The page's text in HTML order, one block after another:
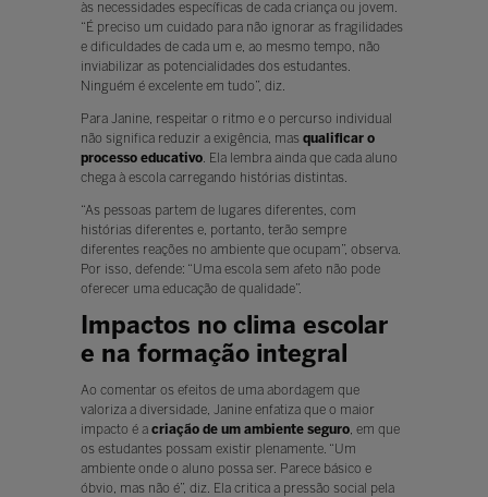
às necessidades específicas de cada criança ou jovem.
“É preciso um cuidado para não ignorar as fragilidades
e dificuldades de cada um e, ao mesmo tempo, não
inviabilizar as potencialidades dos estudantes.
Ninguém é excelente em tudo”, diz.
Para Janine, respeitar o ritmo e o percurso individual
não significa reduzir a exigência, mas qualificar o
processo educativo. Ela lembra ainda que cada aluno
chega à escola carregando histórias distintas.
“As pessoas partem de lugares diferentes, com
histórias diferentes e, portanto, terão sempre
diferentes reações no ambiente que ocupam”, observa.
Por isso, defende: “Uma escola sem afeto não pode
oferecer uma educação de qualidade”.
Impactos no clima escolar
e na formação integral
Ao comentar os efeitos de uma abordagem que
valoriza a diversidade, Janine enfatiza que o maior
impacto é a criação de um ambiente seguro, em que
os estudantes possam existir plenamente. “Um
ambiente onde o aluno possa ser. Parece básico e
óbvio, mas não é”, diz. Ela critica a pressão social pela